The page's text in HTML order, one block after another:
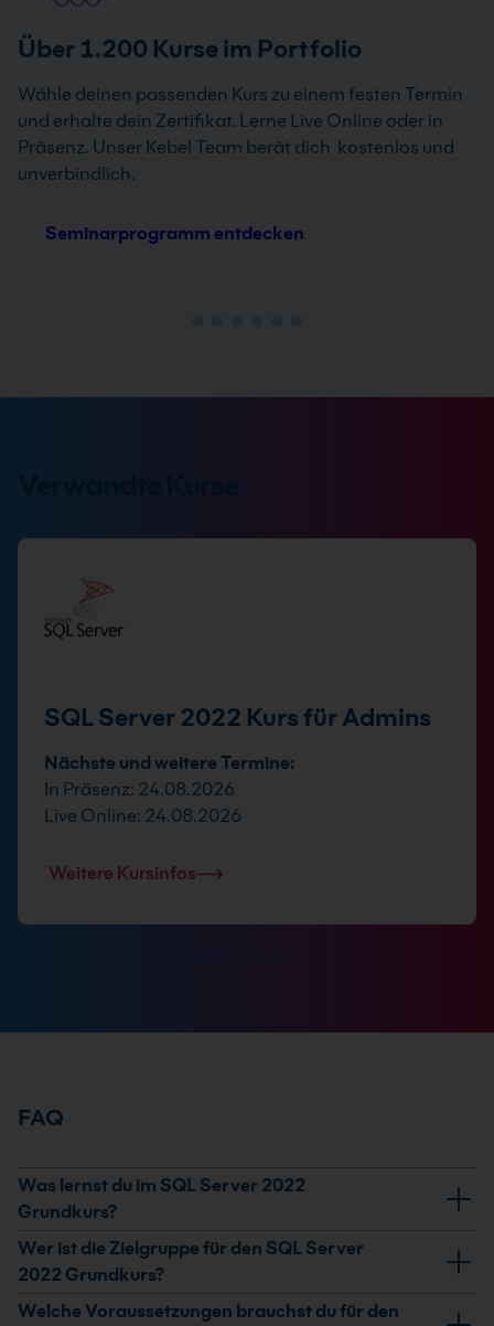
Über 1.200 Kurse im Portfolio
Wähle deinen passenden Kurs zu einem festen Termin
und erhalte dein Zertifikat. Lerne Live Online oder in
Präsenz. Unser Kebel Team berät dich kostenlos und
unverbindlich.
Seminarprogramm entdecken
SQL Server 2022 Kurs für Admins
Nächste und weitere Termine:
In Präsenz: 24.08.2026
Live Online: 24.08.2026
Weitere Kursinfos
FAQ
Was lernst du im SQL Server 2022
Grundkurs?
Du lernst die Installation, Grundkonfiguration und
Verwaltung von SQL Server 2022. Dazu gehören
Datenbanken und Tabellen, Transact-SQL-
Wer ist die Zielgruppe für den SQL Server
2022 Grundkurs?
Der Kurs richtet sich an Einsteigerinnen und Einsteiger
Welche Voraussetzungen brauchst du für den